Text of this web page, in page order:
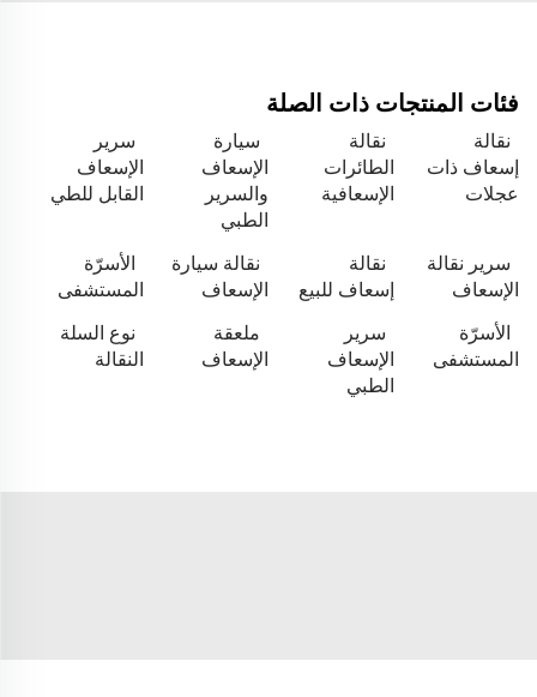
فئات المنتجات ذات الصلة
نقالة
إسعاف ذات
عجلات
نقالة
الطائرات
الإسعافية
سيارة
الإسعاف
والسرير
الطبي
سرير
الإسعاف
القابل للطي
سرير نقالة
الإسعاف
نقالة
إسعاف للبيع
نقالة سيارة
الإسعاف
الأسرّة
المستشفى
الأسرّة
المستشفى
سرير
الإسعاف
الطبي
ملعقة
الإسعاف
نوع السلة
النقالة